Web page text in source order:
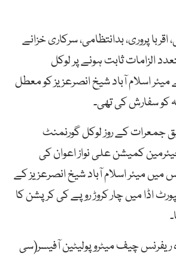
پروری، بدانتظامی، سرکاری خزانے
الزامات ثابت ہونے پر لوکل
اسلام آباد شیخ انصرعزیز کو معطل
کو سفارش کی تھی۔
جمعرات کے روز لوکل گورنمنٹ
کمیشن علی نواز اعوان کی
میں میئر اسلام آباد شیخ انصرعزیز کے
اڈا میں چار کروڑ روپے کی کرپشن کا
ریفرنس چیف میٹروپولیٹین آفیسر(سی